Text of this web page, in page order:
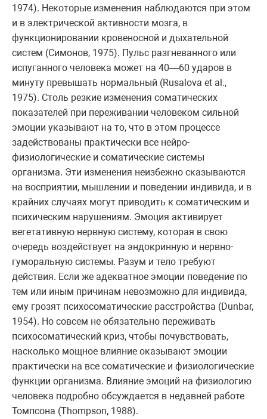
1974). Некоторые изменения наблюдаются при этом
и в электрической активности мозга, в
функционировании кровеносной и дыхательной
систем (Симонов, 1975). Пульс разгневанного или
испуганного человека может на 40—60 ударов в
минуту превышать нормальный (Rusalova et al.,
1975). Столь резкие изменения соматических
показателей при переживании человеком сильной
эмоции указывают на то, что в этом процессе
задействованы практически все нейро-
физиологические и соматические системы
организма. Эти изменения неизбежно сказываются
на восприятии, мышлении и поведении индивида, и в
крайних случаях могут приводить к соматическим и
психическим нарушениям. Эмоция активирует
вегетативную нервную систему, которая в свою
очередь воздействует на эндокринную и нервно-
гуморальную системы. Разум и тело требуют
действия. Если же адекватное эмоции поведение по
тем или иным причинам невозможно для индивида,
ему грозят психосоматические расстройства (Dunbar,
1954). Но совсем не обязательно переживать
психосоматический криз, чтобы почувствовать,
насколько мощное влияние оказывают эмоции
практически на все соматические и физиологические
функции организма. Влияние эмоций на физиологию
человека подробно обсуждается в недавней работе
Томпсона (Thompson, 1988).